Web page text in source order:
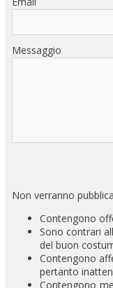
Messaggio
Non verranno
Contengono
Sono contrari
del buon
Contengono
pertanto
Contengono